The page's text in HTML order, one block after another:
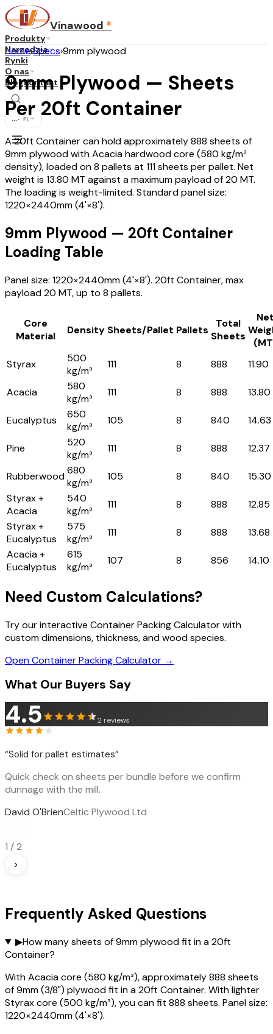
Vinawood *
Produkty
Narzędzia
Rynki
O nas
BlogKontakt
... · PL
Home›Specs›9mm plywood
9mm Plywood — Sheets
Per 20ft Container
A 20ft Container can hold approximately 888 sheets of
9mm plywood with Acacia hardwood core (580 kg/m³
density), loaded on 8 pallets at 111 sheets per pallet. Net
weight is 13.80 MT against a maximum payload of 20 MT.
The loading is weight-limited. Standard panel size:
1220×2440mm (4'×8').
9mm Plywood — 20ft Container
Loading Table
Panel size: 1220×2440mm (4'×8'). 20ft Container, max
payload 20 MT, up to 8 pallets.
Core
Material
Density Sheets/Pallet Pallets
Total
Sheets
Styrax
500
kg/m³
111 8 888 11.90
Acacia
580
kg/m³
111 8 888 13.80
Eucalyptus
650
kg/m³
105 8 840 14.63
Pine
520
kg/m³
111 8 888 12.37
Rubberwood680
kg/m³
105 8 840
15.30
Styrax +
Acacia
540
kg/m³
111 8 888
12.85
Styrax +
Eucalyptus
575
kg/m³
111 8 888
13.68
Acacia +
Eucalyptus
615
kg/m³
107 8 856 14.10
Need Custom Calculations?
Try our interactive Container Packing Calculator with
custom dimensions, thickness, and wood species.
Open Container Packing Calculator →
What Our Buyers Say
4.5 2 reviews
“Solid for pallet estimates”
Quick check on sheets per bundle before we confirm
dunnage with the mill.
David O'BrienCeltic Plywood Ltd
1 /2
›
Frequently Asked Questions
▶How many sheets of 9mm plywood fit in a 20ft
Container?
With Acacia core (580 kg/m³), approximately 888 sheets
of 9mm (3/8") plywood fit in a 20ft Container. With lighter
Styrax core (500 kg/m³), you can fit 888 sheets. Panel size:
1220×2440mm (4'×8').